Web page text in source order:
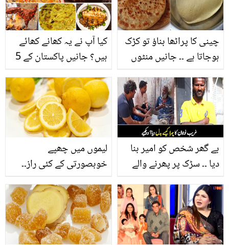
کیا آپ نے یہ کھانے کھائے
ہیں؟ جانیں پاکستان کے 5
کھانے جو ان کی پہچان ہیں
۔۔
چینی کا پراٹھا بناؤ تو کڑک
ہوجاتا ہے ۔۔ جانیں منٹوں
پراٹھا بنانے کا راز اور آسان
طریقہ کیا ہے؟
لیموں میں چھپے
خوبصورتی کے کئی راز۔۔
خوبصورتی، فٹنس اور وزن
کم کرنے کا طریقہ
بے گھر شخص کو امیر بنا
دیا ۔۔ سڑک پر پھرنے والے
چہرا کیسے بدل دیا؟
دیکھیے